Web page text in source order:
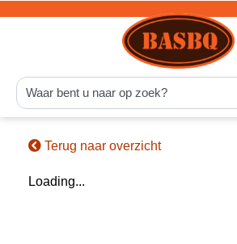
Terug naar overzicht
Loading...